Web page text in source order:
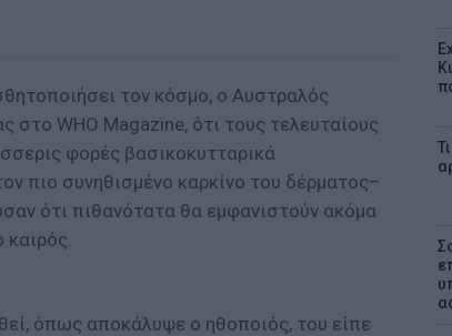
τον κόσμο, ο Αυστραλός
στο WHO Magazine, ότι τους τελευταίους
φορές βασικοκυτταρικά
πιο συνηθισμένο καρκίνο του δέρματος–
ότι πιθανότατα θα εμφανιστούν ακόμα
όπως αποκάλυψε ο ηθοποιός, του είπε